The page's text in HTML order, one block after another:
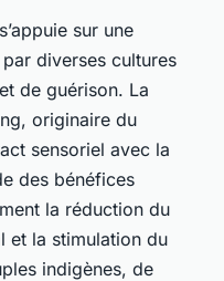
sur une
diverses cultures
de guérison. La
originaire du
sensoriel avec la
des bénéfices
la réduction du
et la stimulation du
indigènes, de